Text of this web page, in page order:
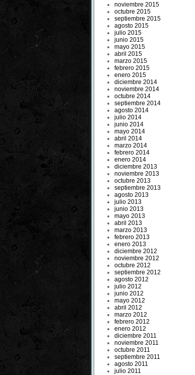
noviembre 2015
octubre 2015
septiembre 2015
agosto 2015
julio 2015
junio 2015
mayo 2015
abril 2015
marzo 2015
febrero 2015
enero 2015
diciembre 2014
noviembre 2014
octubre 2014
septiembre 2014
agosto 2014
julio 2014
junio 2014
mayo 2014
abril 2014
marzo 2014
febrero 2014
enero 2014
diciembre 2013
noviembre 2013
octubre 2013
septiembre 2013
agosto 2013
julio 2013
junio 2013
mayo 2013
abril 2013
marzo 2013
febrero 2013
enero 2013
diciembre 2012
noviembre 2012
octubre 2012
septiembre 2012
agosto 2012
julio 2012
junio 2012
mayo 2012
abril 2012
marzo 2012
febrero 2012
enero 2012
diciembre 2011
noviembre 2011
octubre 2011
septiembre 2011
agosto 2011
julio 2011